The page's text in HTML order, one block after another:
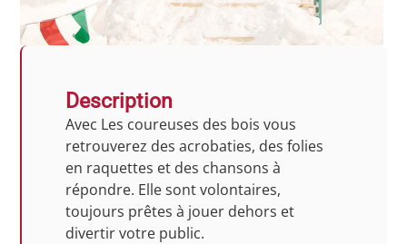
Description
Avec Les coureuses des bois vous
retrouverez des acrobaties, des folies
en raquettes et des chansons à
répondre. Elle sont volontaires,
toujours prêtes à jouer dehors et
divertir votre public.